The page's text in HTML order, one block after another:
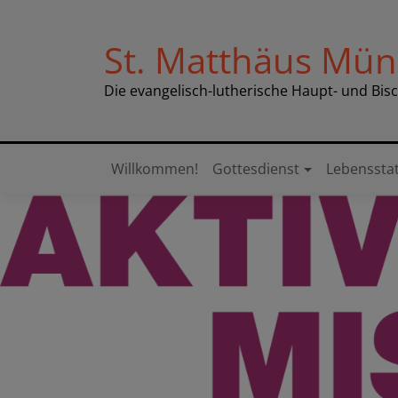
St. Matthäus
Die evangelisch-lutherische Haupt- und
Hauptnavigation
Willkommen! Gottesdienst